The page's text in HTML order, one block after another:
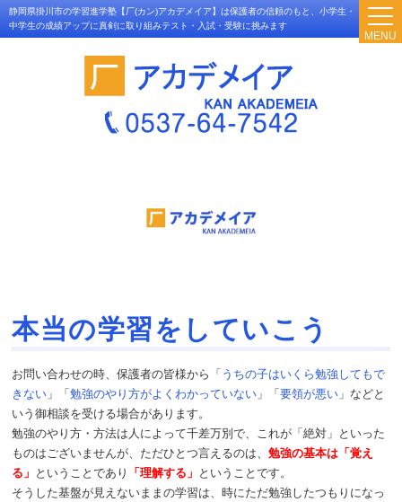
静岡県掛川市の学習進学塾【厂(カン)アカデメイア】は保護者の信頼のもと、小学生・
中学生の成績アップに真剣に取り組みテスト・入試・受験に挑みます
MENU
本当の学習をしていこう
お問い合わせの時、保護者の皆様から「 うちの子はいくら勉強してもで
きない 」「勉強のやり方がよくわかっていない 」「要領が悪い 」などと
いう御相談を受ける場合があります。
勉強のやり方・方法は人によって千差万別で、これが「絶対」といった
ものはございませんが、ただひとつ言えるのは、勉強の基本は「覚え
る」 ということであり 「理解する」 ということです。
そうした基盤が見えないままの学習は、時にただ勉強したつもりになっ